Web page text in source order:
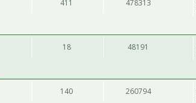
411 478313
18 48191
140 260794